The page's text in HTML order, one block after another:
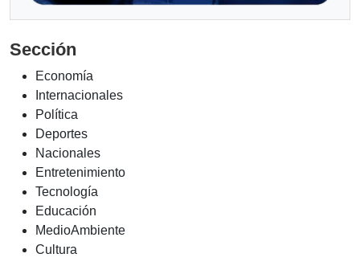
Sección
Economía
Internacionales
Política
Deportes
Nacionales
Entretenimiento
Tecnología
Educación
MedioAmbiente
Cultura